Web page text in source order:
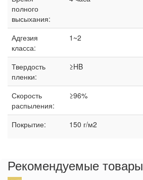
полного
высыхания:
Адгезия
класса:
1~2
Твердость
пленки:
≥HB
Скорость
распыления:
≥96%
Покрытие: 150 г/м2
Рекомендуемые товары